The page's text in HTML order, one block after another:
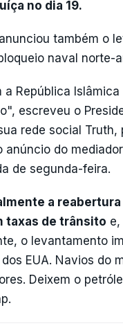
no dia 19.
também o
naval norte-
a República Islâmica
escreveu o
rede social Truth,
anúncio do
de segunda-feira.
a reabertura
taxas de trânsito e,
o levantamento
EUA. Navios do
Deixem o